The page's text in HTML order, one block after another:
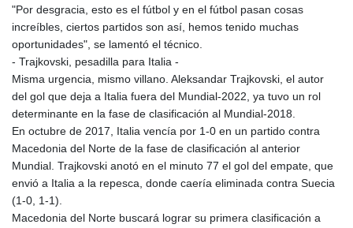
"Por desgracia, esto es el fútbol y en el fútbol pasan cosas
increíbles, ciertos partidos son así, hemos tenido muchas
oportunidades", se lamentó el técnico.
- Trajkovski, pesadilla para Italia -
Misma urgencia, mismo villano. Aleksandar Trajkovski, el autor
del gol que deja a Italia fuera del Mundial-2022, ya tuvo un rol
determinante en la fase de clasificación al Mundial-2018.
En octubre de 2017, Italia vencía por 1-0 en un partido contra
Macedonia del Norte de la fase de clasificación al anterior
Mundial. Trajkovski anotó en el minuto 77 el gol del empate, que
envió a Italia a la repesca, donde caería eliminada contra Suecia
(1-0, 1-1).
Macedonia del Norte buscará lograr su primera clasificación a